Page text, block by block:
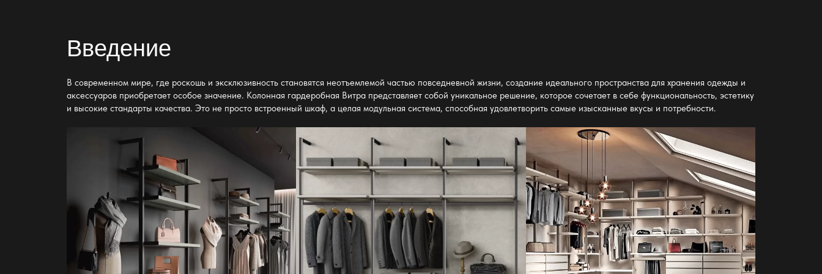
Введение
В современном мире, где роскошь и эксклюзивность становятся неотъемлемой частью повседневной жизни, создание идеального пространства для хранения одежды и
аксессуаров приобретает особое значение. Колонная гардеробная Витра представляет собой уникальное решение, которое сочетает в себе функциональность, эстетику
и высокие стандарты качества. Это не просто встроенный шкаф, а целая модульная система, способная удовлетворить самые изысканные вкусы и потребности.